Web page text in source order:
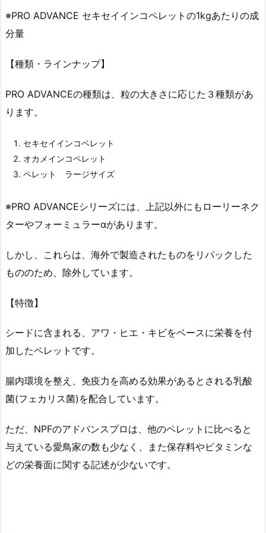
※PRO ADVANCE セキセイインコペレットの1kgあたりの成
分量
【種類・ラインナップ】
PRO ADVANCEの種類は、粒の大きさに応じた３種類があ
ります。
セキセイインコペレット
オカメインコペレット
ペレット ラージサイズ
※PRO ADVANCEシリーズには、上記以外にもローリーネク
ターやフォーミュラーαがあります。
しかし、これらは、海外で製造されたものをリパックした
もののため、除外しています。
【特徴】
シードに含まれる、アワ・ヒエ・キビをベースに栄養を付
加したペレットです。
腸内環境を整え、免疫力を高める効果があるとされる乳酸
菌(フェカリス菌)を配合しています。
ただ、NPFのアドバンスプロは、他のペレットに比べると
与えている愛鳥家の数も少なく、また保存料やビタミンな
どの栄養面に関する記述が少ないです。